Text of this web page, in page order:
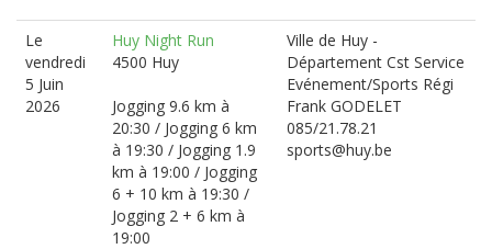
Le
vendredi
5 Juin
2026
Huy Night Run
4500 Huy
Jogging 9.6 km à
20:30 / Jogging 6 km
à 19:30 / Jogging 1.9
km à 19:00 / Jogging
6 + 10 km à 19:30 /
Jogging 2 + 6 km à
19:00
Ville de Huy -
Département Cst Service
Evénement/Sports Régi
Frank GODELET
085/21.78.21
sports@huy.be